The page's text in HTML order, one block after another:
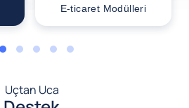
E-ticaret Modülleri
1 2 3 4 5
Uçtan Uca